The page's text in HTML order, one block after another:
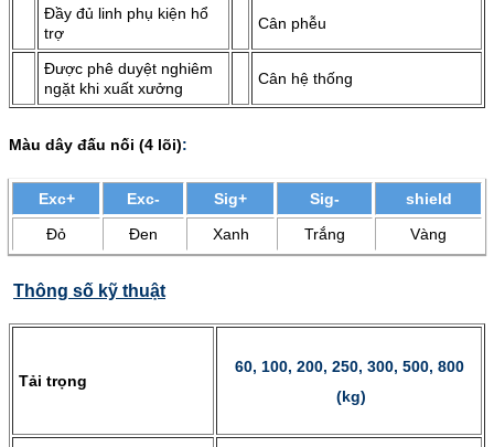
Đầy đủ linh phụ kiện hổ
trợ
Cân phễu
Được phê duyệt nghiêm
ngặt khi xuất xưởng
Cân hệ thống
Màu dây đấu nối (4 lõi):
Exc+ Exc- Sig+ Sig-
shield
Đỏ
Đen Xanh Trắng Vàng
Thông số kỹ thuật
Tải trọng
60, 100, 200, 250, 300, 500, 800
(kg)